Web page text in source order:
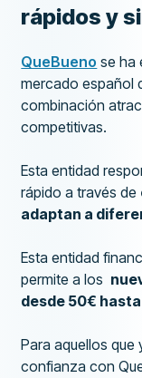
rápidos y
QueBueno se ha
mercado español
combinación
competitivas.
Esta entidad
rápido a través de
adaptan a
Esta entidad
permite a los
desde 50€
Para aquellos
confianza con